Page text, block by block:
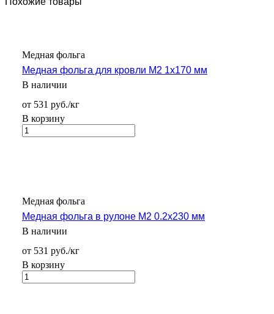
Медная фольга
Медная фольга для кровли М2 1х170 мм
В наличии
от 531 руб./кг
В корзину
Медная фольга
Медная фольга в рулоне М2 0.2х230 мм
В наличии
от 531 руб./кг
В корзину